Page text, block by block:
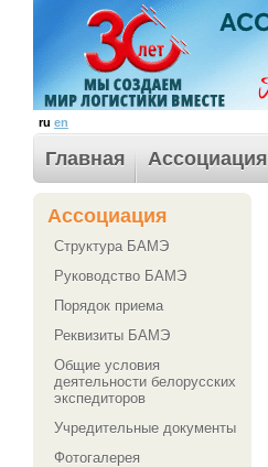
ru en
Главная Ассоциация
Ассоциация
Структура БАМЭ
Руководство БАМЭ
Порядок приема
Реквизиты БАМЭ
Общие условия
деятельности белорусских
экспедиторов
Учредительные документы
Фотогалерея